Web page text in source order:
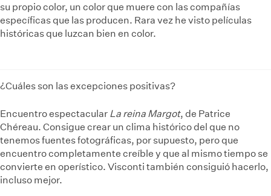
su propio color, un color que muere con las compañías
específicas que las producen. Rara vez he visto películas
históricas que luzcan bien en color.
¿Cuáles son las excepciones positivas?
Encuentro espectacular La reina Margot, de Patrice
Chéreau. Consigue crear un clima histórico del que no
tenemos fuentes fotográficas, por supuesto, pero que
encuentro completamente creíble y que al mismo tiempo se
convierte en operístico. Visconti también consiguió hacerlo,
incluso mejor.